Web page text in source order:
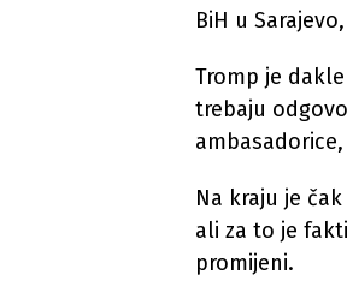
BiH u
Tromp je
trebaju
Na kraju je
ali za to je
promijeni.